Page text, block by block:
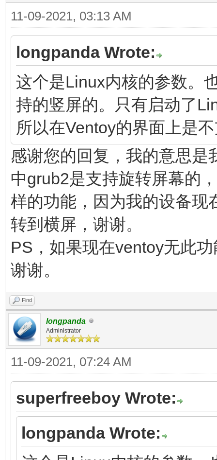
11-09-2021, 03:13 AM
longpanda Wrote:
这个是Linux内核的参数。
持的竖屏的。只有启动了
所以在Ventoy的界面上是
感谢您的回复，我的意思是
中grub2是支持旋转屏幕的
样的功能，因为我的设备现
转到横屏，谢谢。
PS，如果现在ventoy无此
谢谢。
Find
longpanda
Administrator
11-09-2021, 07:24 AM
superfreeboy Wrote:
longpanda Wrote: